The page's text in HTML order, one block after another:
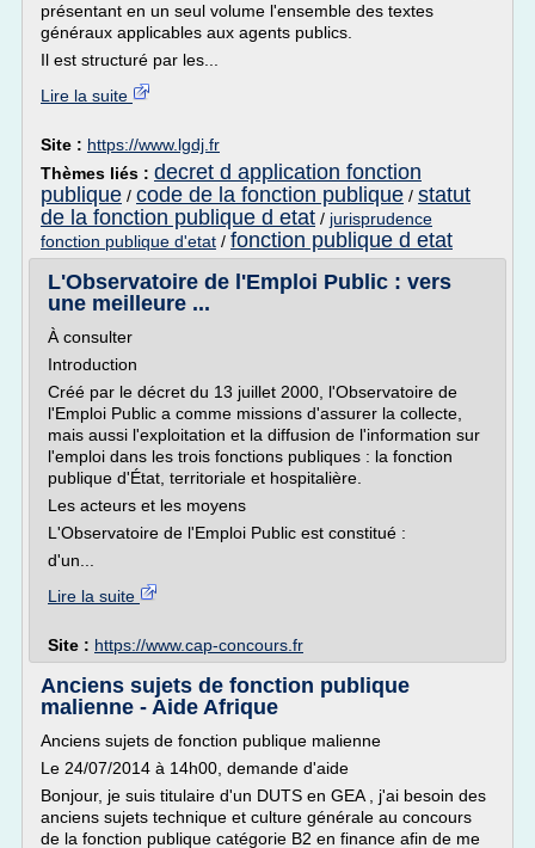
présentant en un seul volume l'ensemble des textes
généraux applicables aux agents publics.
Il est structuré par les...
Lire la suite
Site : https://www.lgdj.fr
Thèmes liés : decret d application fonction
publique / code de la fonction publique / statut
de la fonction publique d etat / jurisprudence
fonction publique d'etat / fonction publique d etat
L'Observatoire de l'Emploi Public : vers
une meilleure ...
À consulter
Introduction
Créé par le décret du 13 juillet 2000, l'Observatoire de
l'Emploi Public a comme missions d'assurer la collecte,
mais aussi l'exploitation et la diffusion de l'information sur
l'emploi dans les trois fonctions publiques : la fonction
publique d'État, territoriale et hospitalière.
Les acteurs et les moyens
L'Observatoire de l'Emploi Public est constitué :
d'un...
Lire la suite
Site : https://www.cap-concours.fr
Anciens sujets de fonction publique
malienne - Aide Afrique
Anciens sujets de fonction publique malienne
Le 24/07/2014 à 14h00, demande d'aide
Bonjour, je suis titulaire d'un DUTS en GEA , j'ai besoin des
anciens sujets technique et culture générale au concours
de la fonction publique catégorie B2 en finance afin de me